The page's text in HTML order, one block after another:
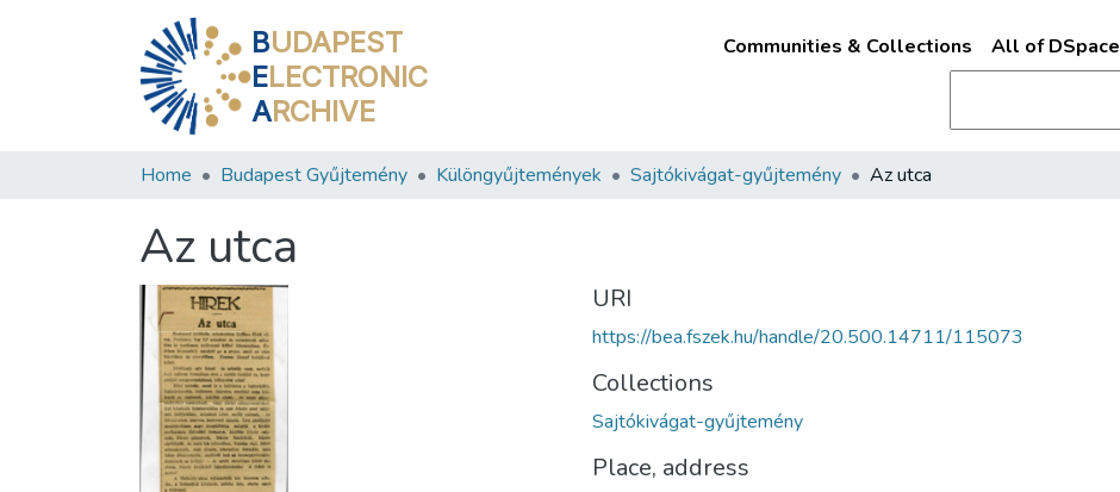
BUDAPEST
ELECTRONIC
ARCHIVE
Communities & Collections All of DSpace
Home Budapest Gyűjtemény Különgyűjtemények Sajtókivágat-gyűjtemény Az utca
Az utca
URI
https://bea.fszek.hu/handle/20.500.14711/115073
Collections
Sajtókivágat-gyűjtemény
Place, address